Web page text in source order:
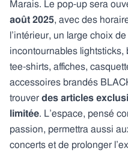
Marais. Le pop-up sera
août 2025, avec des
l’intérieur, un large choix de
incontournables lightsticks,
tee-shirts, affiches,
accessoires brandés
trouver des articles
limitée. L’espace, pensé
passion, permettra aussi
concerts et de prolonger